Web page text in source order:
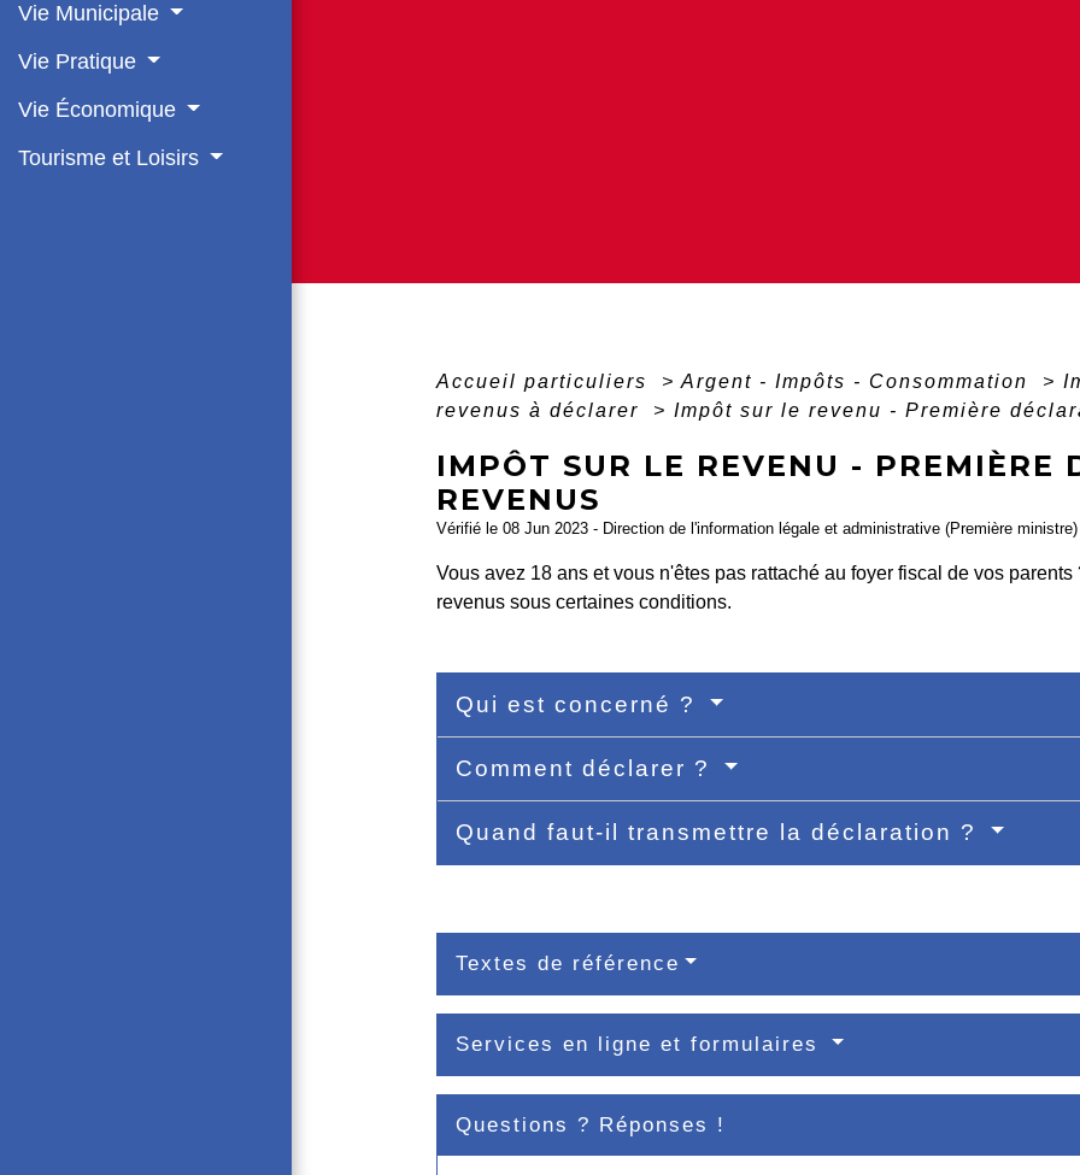
Vie Municipale
Vie Pratique
Vie Économique
Tourisme et Loisirs
Accueil particuliers > Argent - Impôts - Consommation >
revenus à déclarer
> Impôt sur le revenu - Première
IMPÔT SUR LE REVENU - PREMIÈRE
REVENUS
Vérifié le 08 Jun 2023 - Direction de l'information légale et administrative (Première ministre)
Vous avez 18 ans et vous n'êtes pas rattaché au foyer fiscal de vos
revenus sous certaines conditions.
Qui est concerné ?
Comment déclarer ?
Quand faut-il transmettre la déclaration ?
Textes de référence
Services en ligne et formulaires
Questions ? Réponses !